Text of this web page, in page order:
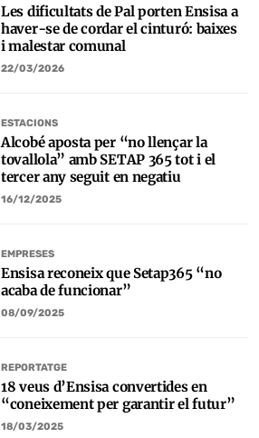
Les dificultats de Pal porten Ensisa a
haver-se de cordar el cinturó: baixes
i malestar comunal
22/03/2026
ESTACIONS
Alcobé aposta per “no llençar la
tovallola” amb SETAP 365 tot i el
tercer any seguit en negatiu
16/12/2025
EMPRESES
Ensisa reconeix que Setap365 “no
acaba de funcionar”
08/09/2025
REPORTATGE
18 veus d’Ensisa convertides en
“coneixement per garantir el futur”
18/03/2025